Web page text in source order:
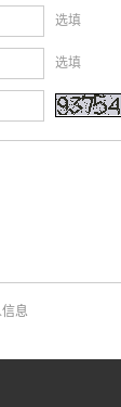
选填
选填
息